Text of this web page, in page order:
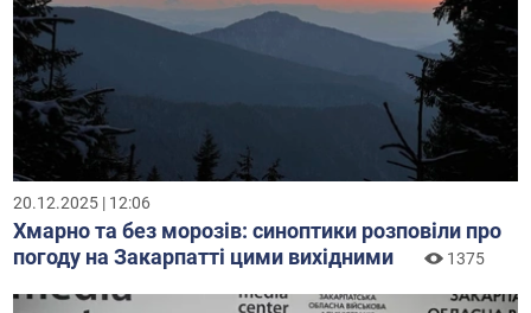
20.12.2025 | 12:06
Хмарно та без морозів: синоптики розповіли про
погоду на Закарпатті цими вихідними
1375